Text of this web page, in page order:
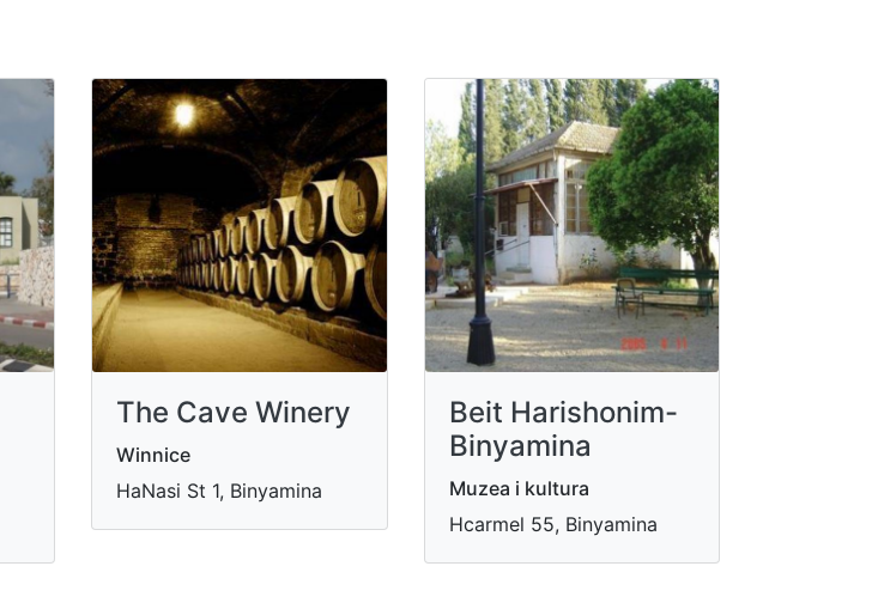
The Cave Winery
Winnice
HaNasi St 1, Binyamina
Beit Harishonim-
Binyamina
Muzea i kultura
Hcarmel 55, Binyamina